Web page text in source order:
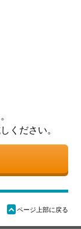
ください。
ü ページ上部に戻る